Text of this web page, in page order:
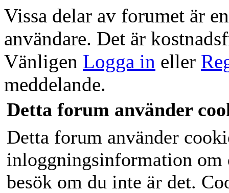
Vissa delar av forumet är
användare. Det är
Vänligen Logga in eller
meddelande.
Detta forum använder
Detta forum använder
inloggningsinformation om
besök om du inte är det.